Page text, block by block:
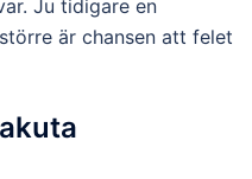
Ju tidigare en
är chansen att felet